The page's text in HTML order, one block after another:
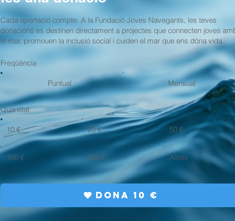
Cada aportació compte. A la Fundació Joves Navegants, les teves
donacions es destinen directament a projectes que connecten joves
el mar, promouen la inclusió social i cuiden el mar que ens dóna vida.
Freqüència
Puntual Mensual
Quantitat
10 € 20 € 50 €
100 € 300 € Altres
Dona 10 €